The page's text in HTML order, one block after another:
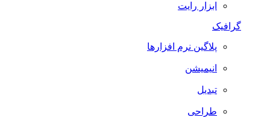
ابزار رایت
گرافیک
پلاگین نرم افزارها
انیمیشن
تبدیل
طراحی